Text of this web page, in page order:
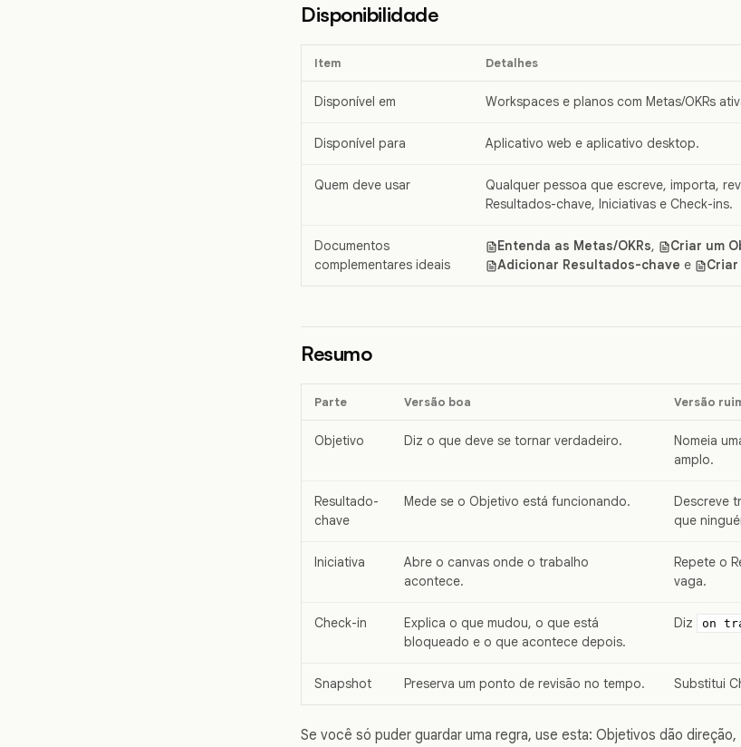
Disponibilidade
Item Detalhes
Disponível em Workspaces e planos com Metas/OKRs
Disponível para Aplicativo web e aplicativo desktop.
Quem deve usar
Qualquer pessoa que escreve, importa,
Resultados-chave, Iniciativas e Check-ins.
Documentos
complementares ideais
Entenda as Metas/OKRs, Criar um
Adicionar Resultados-chave e
Resumo
Parte Versão boa Versão
Objetivo Diz o que deve se tornar verdadeiro.
Nomeia
amplo.
Resultado-
chave
Mede se o Objetivo está funcionando.
Descreve
que
Iniciativa
Abre o canvas onde o trabalho
acontece.
Repete o
vaga.
Check-in
Explica o que mudou, o que está
bloqueado e o que acontece depois.
Diz on
Snapshot Preserva um ponto de revisão no tempo. Substitui
Se você só puder guardar uma regra, use esta: Objetivos dão